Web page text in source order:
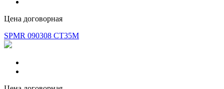
Цена договорная
SPMR 090308 CT35M